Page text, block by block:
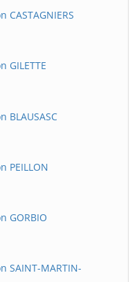
GILETTE
BLAUSASC
PEILLON
GORBIO
SAINT-MARTIN-